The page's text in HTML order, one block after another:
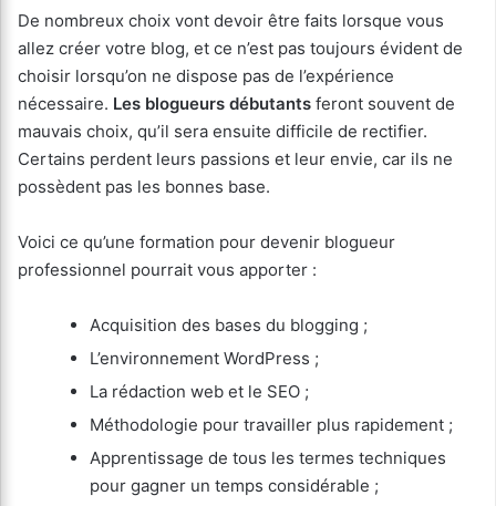
De nombreux choix vont devoir être faits lorsque vous
allez créer votre blog, et ce n’est pas toujours évident de
choisir lorsqu’on ne dispose pas de l’expérience
nécessaire. Les blogueurs débutants feront souvent de
mauvais choix, qu’il sera ensuite difficile de rectifier.
Certains perdent leurs passions et leur envie, car ils ne
possèdent pas les bonnes base.
Voici ce qu’une formation pour devenir blogueur
professionnel pourrait vous apporter :
Acquisition des bases du blogging ;
L’environnement WordPress ;
La rédaction web et le SEO ;
Méthodologie pour travailler plus rapidement ;
Apprentissage de tous les termes techniques
pour gagner un temps considérable ;